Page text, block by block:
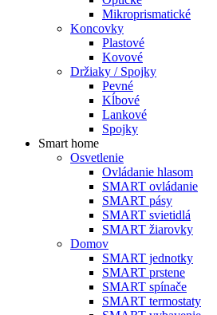
Mikroprismatické
Koncovky
Plastové
Kovové
Držiaky / Spojky
Pevné
Kĺbové
Lankové
Spojky
Smart home
Osvetlenie
Ovládanie hlasom
SMART ovládanie
SMART pásy
SMART svietidlá
SMART žiarovky
Domov
SMART jednotky
SMART prstene
SMART spínače
SMART termostaty